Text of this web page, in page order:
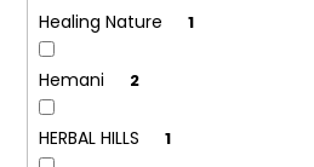
Healing Nature 1
Hemani 2
HERBAL HILLS 1